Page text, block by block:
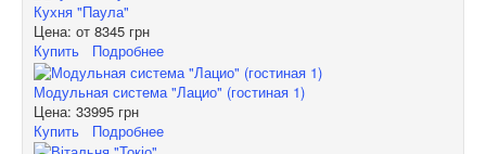
Кухня "Паула"
Цена: от 8345 грн
Купить
Подробнее
Модульная система "Лацио" (гостиная 1)
Цена: 33995 грн
Купить
Подробнее